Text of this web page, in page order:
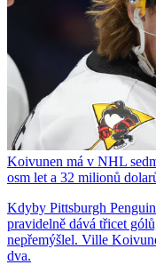
Koivunen má v NHL
osm let a 32 milionů
Kdyby Pittsburgh
pravidelně dává třicet
nepřemýšlel. Ville
dva.